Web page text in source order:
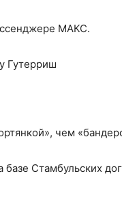
МАКС.
Гутерриш
чем
Стамбульских